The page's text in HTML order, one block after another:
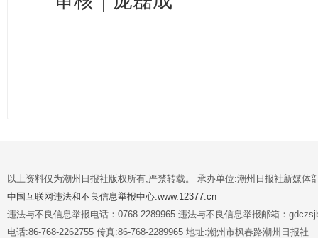
以上资料仅为潮州日报社版权所有,严禁转载。 承办单位:潮州日报社新媒体
中国互联网违法和不良信息举报中心:www.12377.cn
违法与不良信息举报电话：0768-2289965 违法与不良信息举报邮箱：
电话:86-768-2262755 传真:86-768-2289965 地址:潮州市枫春路潮州日报社